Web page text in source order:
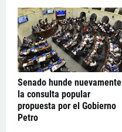
Senado hunde nuevamente
la consulta popular
propuesta por el Gobierno
Petro